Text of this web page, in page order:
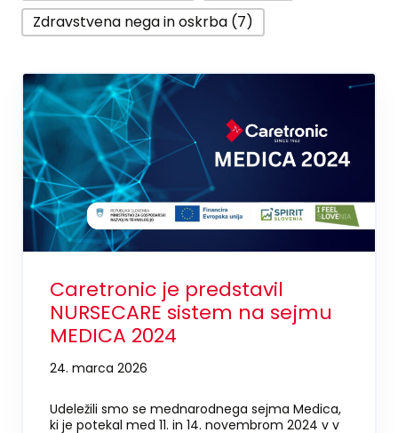
Zdravstvena nega in oskrba (7)
Caretronic je predstavil
NURSECARE sistem na sejmu
MEDICA 2024
24. marca 2026
Udeležili smo se mednarodnega sejma Medica,
ki je potekal med 11. in 14. novembrom 2024 v v